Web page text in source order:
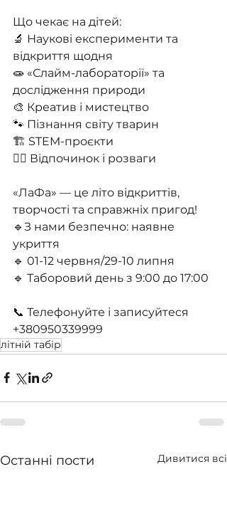
Що чекає на дітей:
🔬 Наукові експерименти та
відкриття щодня
🧫 «Слайм-лабораторії» та
дослідження природи
🎨 Креатив і мистецтво
🐾 Пізнання світу тварин
🏗️ STEM-проєкти
🤾‍♀️ Відпочинок і розваги
«ЛаФа» — це літо відкриттів,
творчості та справжніх пригод!
🔹З нами безпечно: наявне
укриття
🔹 01-12 червня/29-10 липня
🔹 Таборовий день з 9:00 до 17:00
📞 Телефонуйте і записуйтеся
+380950339999
літній табір
Останні пости Дивитися всі